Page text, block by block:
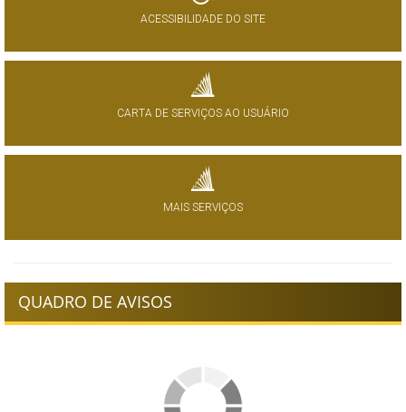
ACESSIBILIDADE DO SITE
CARTA DE SERVIÇOS AO USUÁRIO
MAIS SERVIÇOS
QUADRO DE AVISOS